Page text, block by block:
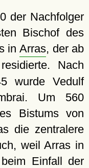
der Nachfolger
Bischof des
inArras, der ab
residierte. Nach
wurde Vedulf
Um 560
Bistums von
die zentralere
weil Arras in
Einfall der